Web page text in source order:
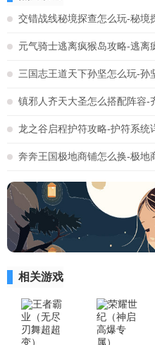
交错战线秘境探查怎么玩-秘境
元气骑士逃离疯猴岛攻略-逃离
三国志王道天下孙坚怎么玩-孙
镇邪人齐天大圣怎么搭配阵容-
龙之谷启程护符攻略-护符系统
奔奔王国极地商铺怎么换-极地
相关游戏